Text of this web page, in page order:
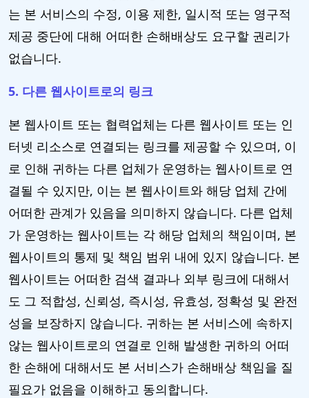
는 본 서비스의 수정, 이용 제한, 일시적 또는 영구적
제공 중단에 대해 어떠한 손해배상도 요구할 권리가
없습니다.
5. 다른 웹사이트로의 링크
본 웹사이트 또는 협력업체는 다른 웹사이트 또는 인
터넷 리소스로 연결되는 링크를 제공할 수 있으며, 이
로 인해 귀하는 다른 업체가 운영하는 웹사이트로 연
결될 수 있지만, 이는 본 웹사이트와 해당 업체 간에
어떠한 관계가 있음을 의미하지 않습니다. 다른 업체
가 운영하는 웹사이트는 각 해당 업체의 책임이며, 본
웹사이트의 통제 및 책임 범위 내에 있지 않습니다. 본
웹사이트는 어떠한 검색 결과나 외부 링크에 대해서
도 그 적합성, 신뢰성, 즉시성, 유효성, 정확성 및 완전
성을 보장하지 않습니다. 귀하는 본 서비스에 속하지
않는 웹사이트로의 연결로 인해 발생한 귀하의 어떠
한 손해에 대해서도 본 서비스가 손해배상 책임을 질
필요가 없음을 이해하고 동의합니다.